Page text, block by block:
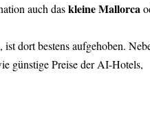
auch daskleine Mallorca
ist dort bestens aufgehoben.
günstige Preise der AI-Hotels,